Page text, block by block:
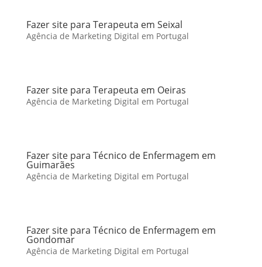
Fazer site para Terapeuta em Seixal
Agência de Marketing Digital em Portugal
Fazer site para Terapeuta em Oeiras
Agência de Marketing Digital em Portugal
Fazer site para Técnico de Enfermagem em
Guimarães
Agência de Marketing Digital em Portugal
Fazer site para Técnico de Enfermagem em
Gondomar
Agência de Marketing Digital em Portugal